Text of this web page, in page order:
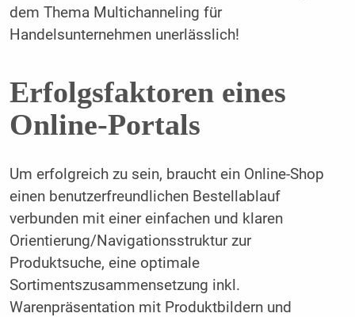
dem Thema Multichanneling für
Handelsunternehmen unerlässlich!
Erfolgsfaktoren eines
Online-Portals
Um erfolgreich zu sein, braucht ein Online-Shop
einen benutzerfreundlichen Bestellablauf
verbunden mit einer einfachen und klaren
Orientierung/Navigationsstruktur zur
Produktsuche, eine optimale
Sortimentszusammensetzung inkl.
Warenpräsentation mit Produktbildern und